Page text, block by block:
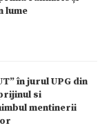
lume
în jurul UPG din
si
mentinerii